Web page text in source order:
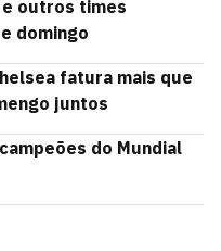
e outros times
domingo
fatura mais que
juntos
do Mundial